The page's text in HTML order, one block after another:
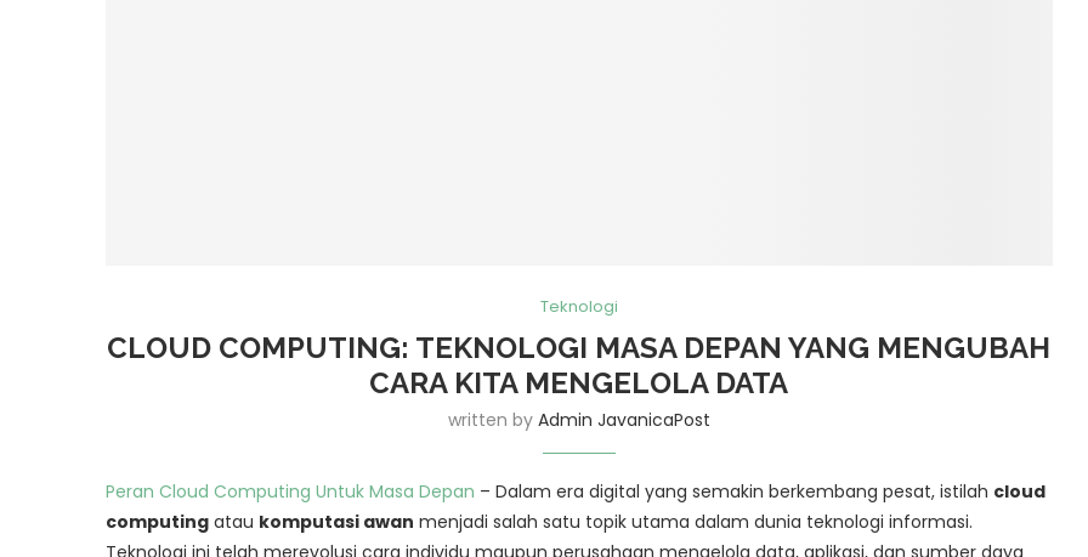
Teknologi
CLOUD COMPUTING: TEKNOLOGI MASA DEPAN YANG MENGUBAH
CARA KITA MENGELOLA DATA
written by Admin JavanicaPost
Peran Cloud Computing Untuk Masa Depan – Dalam era digital yang semakin berkembang pesat, istilah cloud
computing atau komputasi awan menjadi salah satu topik utama dalam dunia teknologi informasi.
Teknologi ini telah merevolusi cara individu maupun perusahaan mengelola data, aplikasi, dan sumber daya